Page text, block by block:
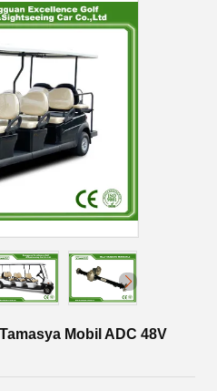
Mobil ADC 48V